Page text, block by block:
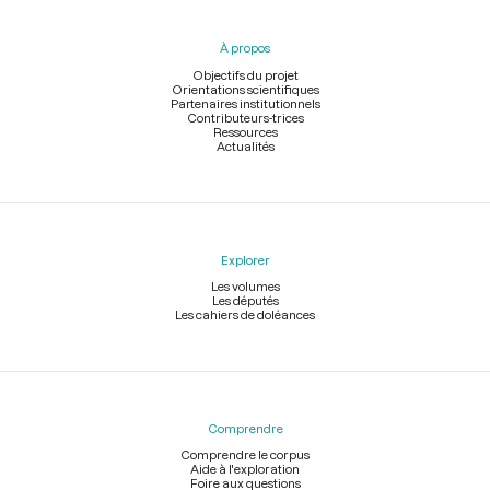
À propos
Objectifs du projet
Orientations scientifiques
Partenaires institutionnels
Contributeurs-trices
Ressources
Actualités
Explorer
Les volumes
Les députés
Les cahiers de doléances
Comprendre
Comprendre le corpus
Aide à l'exploration
Foire aux questions